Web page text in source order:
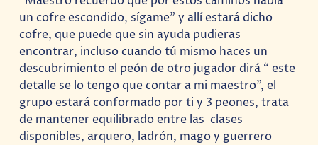
un cofre escondido, sígame” y allí estará dicho
cofre, que puede que sin ayuda pudieras
encontrar, incluso cuando tú mismo haces un
descubrimiento el peón de otro jugador dirá “ este
detalle se lo tengo que contar a mi maestro”, el
grupo estará conformado por ti y 3 peones, trata
de mantener equilibrado entre las clases
disponibles, arquero, ladrón, mago y guerrero